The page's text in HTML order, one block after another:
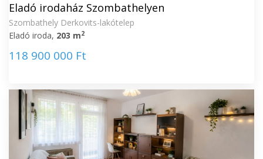
Eladó irodaház Szombathelyen
Szombathely Derkovits-lakótelep
Eladó iroda, 203 m2
118 900 000 Ft